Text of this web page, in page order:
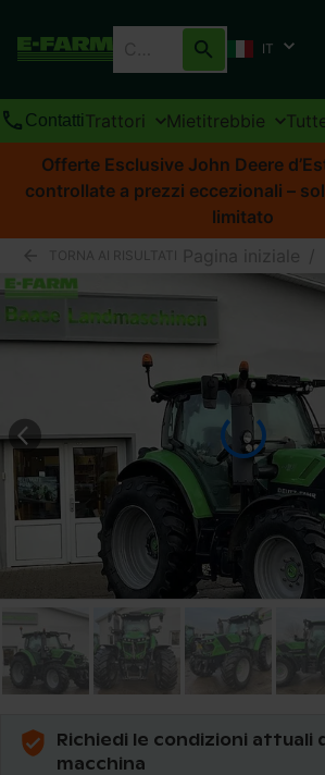
IT
ContattiTrattori Mietitrebbie
Offerte Esclusive John Deere
controllate a prezzi eccezionali –
limitato
Pagina iniziale /
Richiedi le condizioni attuali
macchina